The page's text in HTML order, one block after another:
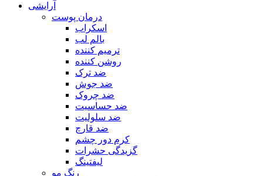
آرایشی
درمان پوست
اسکراب
بالم لب
ترمیم کننده
روشن کننده
ضد ترک
ضد جوش
ضد چروک
ضد حساسیت
ضد سلولیت
ضد قارچ
کرم دور چشم
گزیدگی حشرات
لیفتینگ
رنگ مو